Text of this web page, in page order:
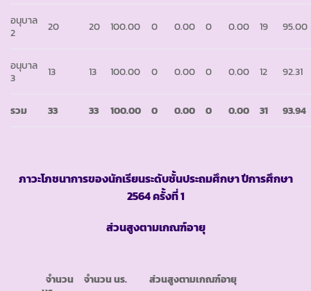
อนุบาล
2
20 20 100.00 0 0.00 0 0.00 19 95.00
อนุบาล
3
13 13 100.00 0 0.00 0 0.00 12 92.31
รวม 33 33 100.00 0 0.00 0 0.00 31 93.94
ภาวะโภชนาการของนักเรียนระดับชั้นประถมศึกษา ปีการศึกษา
2564 ครั้งที่ 1
ส่วนสูงตามเกณฑ์อายุ
จำนวน
จำนวน นร. ส่วนสูงตามเกณฑ์อายุ